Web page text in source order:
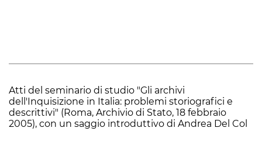
Atti del seminario di studio "Gli archivi
dell'Inquisizione in Italia: problemi storiografici e
descrittivi" (Roma, Archivio di Stato, 18 febbraio
2005), con un saggio introduttivo di Andrea Del Col